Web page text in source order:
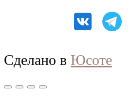
Сделано в Юсоте